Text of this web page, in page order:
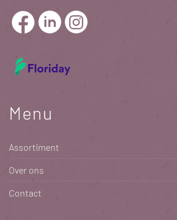
Menu
Assortiment
Over ons
Contact